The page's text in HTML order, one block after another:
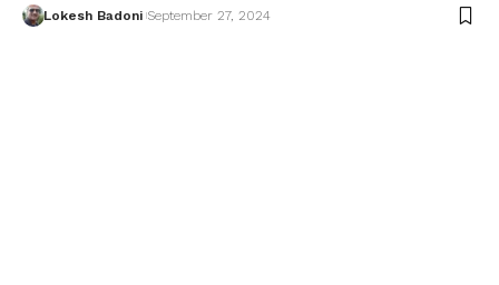
Lokesh Badoni September 27, 2024